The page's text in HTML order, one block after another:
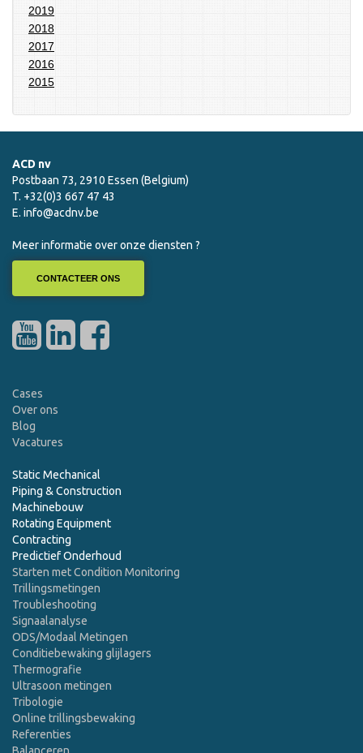
2019
2018
2017
2016
2015
ACD nv
Postbaan 73, 2910 Essen (Belgium)
T. +32(0)3 667 47 43
E. info@acdnv.be
Meer informatie over onze diensten ?
CONTACTEER ONS
Cases
Over ons
Blog
Vacatures
Static Mechanical
Piping & Construction
Machinebouw
Rotating Equipment
Contracting
Predictief Onderhoud
Starten met Condition Monitoring
Trillingsmetingen
Troubleshooting
Signaalanalyse
ODS/Modaal Metingen
Conditiebewaking glijlagers
Thermografie
Ultrasoon metingen
Tribologie
Online trillingsbewaking
Referenties